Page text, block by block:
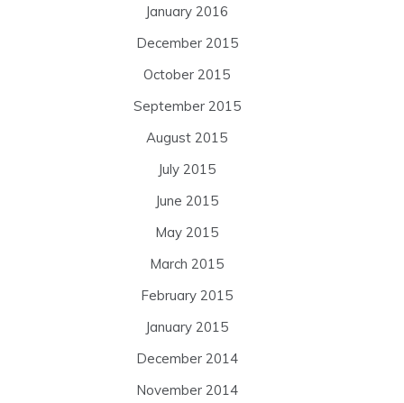
January 2016
December 2015
October 2015
September 2015
August 2015
July 2015
June 2015
May 2015
March 2015
February 2015
January 2015
December 2014
November 2014